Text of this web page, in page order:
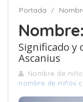
Portada
Significado y
Ascanius
Nombre de
nombre de niños